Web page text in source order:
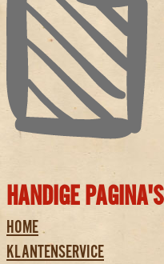
HANDIGE PAGINA'S
HOME
KLANTENSERVICE